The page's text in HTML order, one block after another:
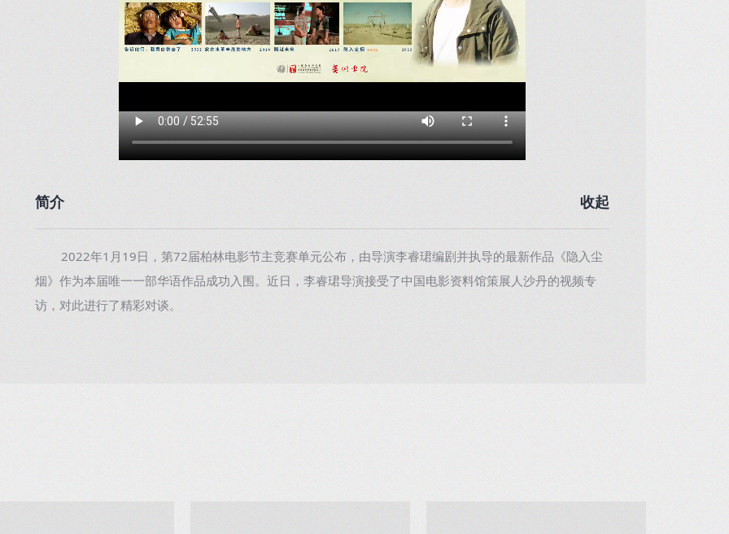
简介 收起
2022年1月19日，第72届柏林电影节主竞赛单元公布，由导演李睿珺编剧并执导的最新作品《隐入尘
烟》作为本届唯一一部华语作品成功入围。近日，李睿珺导演接受了中国电影资料馆策展人沙丹的视频专
访，对此进行了精彩对谈。